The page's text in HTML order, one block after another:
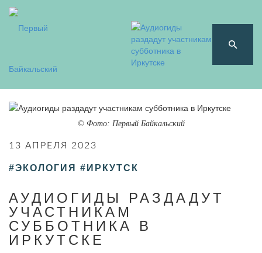
© Фото: Первый Байкальский
13 АПРЕЛЯ 2023
#ЭКОЛОГИЯ #ИРКУТСК
АУДИОГИДЫ РАЗДАДУТ
УЧАСТНИКАМ
СУББОТНИКА В
ИРКУТСКЕ